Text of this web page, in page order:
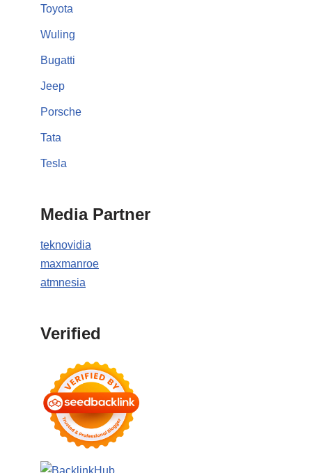
Toyota
Wuling
Bugatti
Jeep
Porsche
Tata
Tesla
Media Partner
teknovidia
maxmanroe
atmnesia
Verified